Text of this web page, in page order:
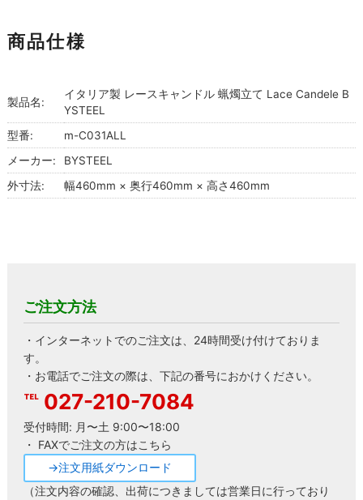
商品仕様
製品名:
イタリア製 レースキャンドル 蝋燭立て Lace Candele B
YSTEEL
型番:
m-C031ALL
メーカー:
BYSTEEL
外寸法:
幅460mm × 奥行460mm × 高さ460mm
ご注文方法
・インターネットでのご注文は、24時間受け付けておりま
す。
・お電話でご注文の際は、下記の番号におかけください。
027-210-7084
受付時間: 月〜土 9:00〜18:00
・ FAXでご注文の方はこちら
→注文用紙ダウンロード
（注文内容の確認、出荷につきましては営業日に行っており